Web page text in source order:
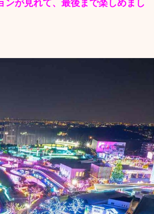
が見れて、最後まで楽しめまし